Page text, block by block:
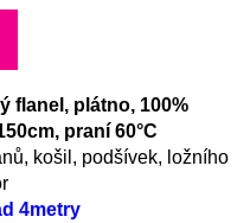
flanel, plátno, 100%
praní 60°C
košil, podšívek, ložního
4metry